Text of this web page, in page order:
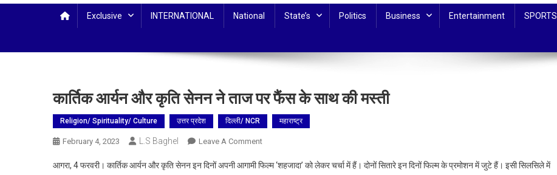
Exclusive INTERNATIONAL National State’s Politics Business Entertainment SPORTS
कार्तिक आर्यन और कृति सेनन ने ताज पर फैंस के साथ की मस्ती
Religion/ Spirituality/ Culture उत्तर प्रदेश दिल्ली/ NCR महाराष्ट्र
February 4, 2023 L.S Baghel Leave A CommentOn
आर्यन
आगरा, 4 फरवरी। कार्तिक आर्यन और कृति सेनन इन दिनों अपनी आगामी फिल्म ‘शहजादा’ को लेकर चर्चा में हैं। दोनों सितारे इन दिनों फिल्म के प्रमोशन में जुटे हैं। इसी सिलसिले में